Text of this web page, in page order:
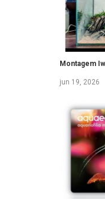
Montagem
jun 19, 2026